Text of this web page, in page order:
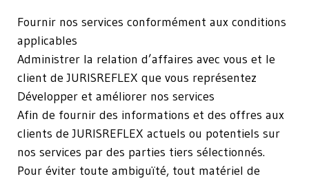
Fournir nos services conformément aux conditions
applicables
Administrer la relation d’affaires avec vous et le
client de JURISREFLEX que vous représentez
Développer et améliorer nos services
Afin de fournir des informations et des offres aux
clients de JURISREFLEX actuels ou potentiels sur
nos services par des parties tiers sélectionnés.
Pour éviter toute ambiguïté, tout matériel de